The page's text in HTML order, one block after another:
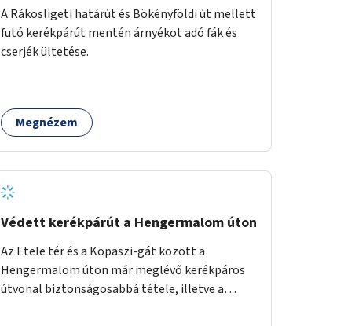
A Rákosligeti határút és Bökényföldi út mellett
futó kerékpárút mentén árnyékot adó fák és
cserjék ültetése.
Megnézem
Védett kerékpárút a Hengermalom úton
Az Etele tér és a Kopaszi-gát között a
Hengermalom úton már meglévő kerékpáros
útvonal biztonságosabbá tétele, illetve a